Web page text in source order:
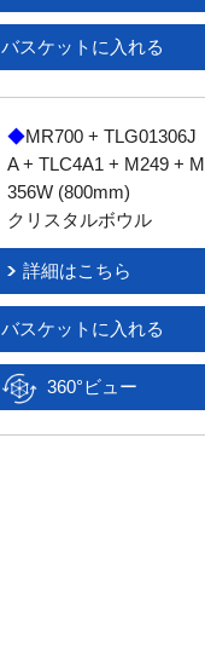
バスケットに入れる
◆MR700 + TLG01306J
A + TLC4A1 + M249 + M
356W (800mm)
クリスタルボウル
詳細はこちら
バスケットに入れる
360°ビュー